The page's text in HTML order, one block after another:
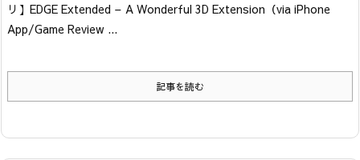
リ】 EDGE Extended – A Wonderful 3D Extension （via iPhone
App/Game Review ...
記事を読む